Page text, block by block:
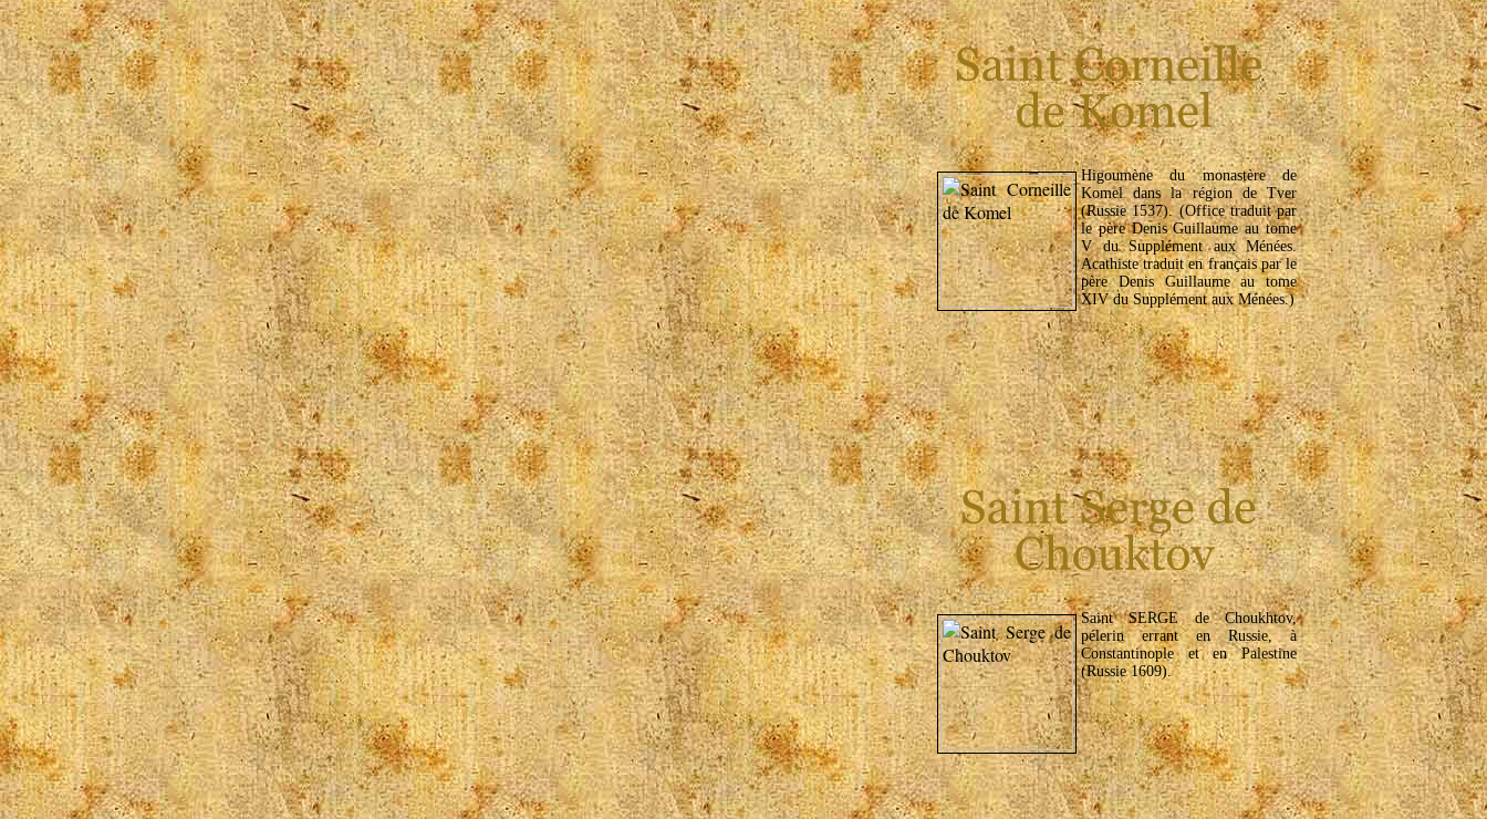
Higoumène du monastère de
Komel dans la région de Tver
(Russie 1537). (Office traduit par
le père Denis Guillaume au tome
V du Supplément aux Ménées.
Acathiste traduit en français par le
père Denis Guillaume au tome
XIV du Supplément aux Ménées.)
Saint SERGE de Choukhtov,
pélerin errant en Russie, à
Constantinople et en Palestine
(Russie 1609).